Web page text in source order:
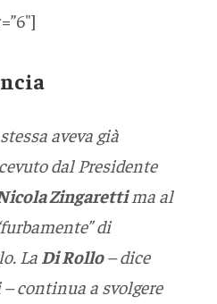
aveva già
dal Presidente
Zingarettima al
di
La Di Rollo– dice
continua a svolgere